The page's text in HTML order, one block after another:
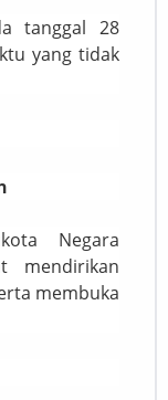
tanggal 28
yang tidak
Negara
mendirikan
membuka